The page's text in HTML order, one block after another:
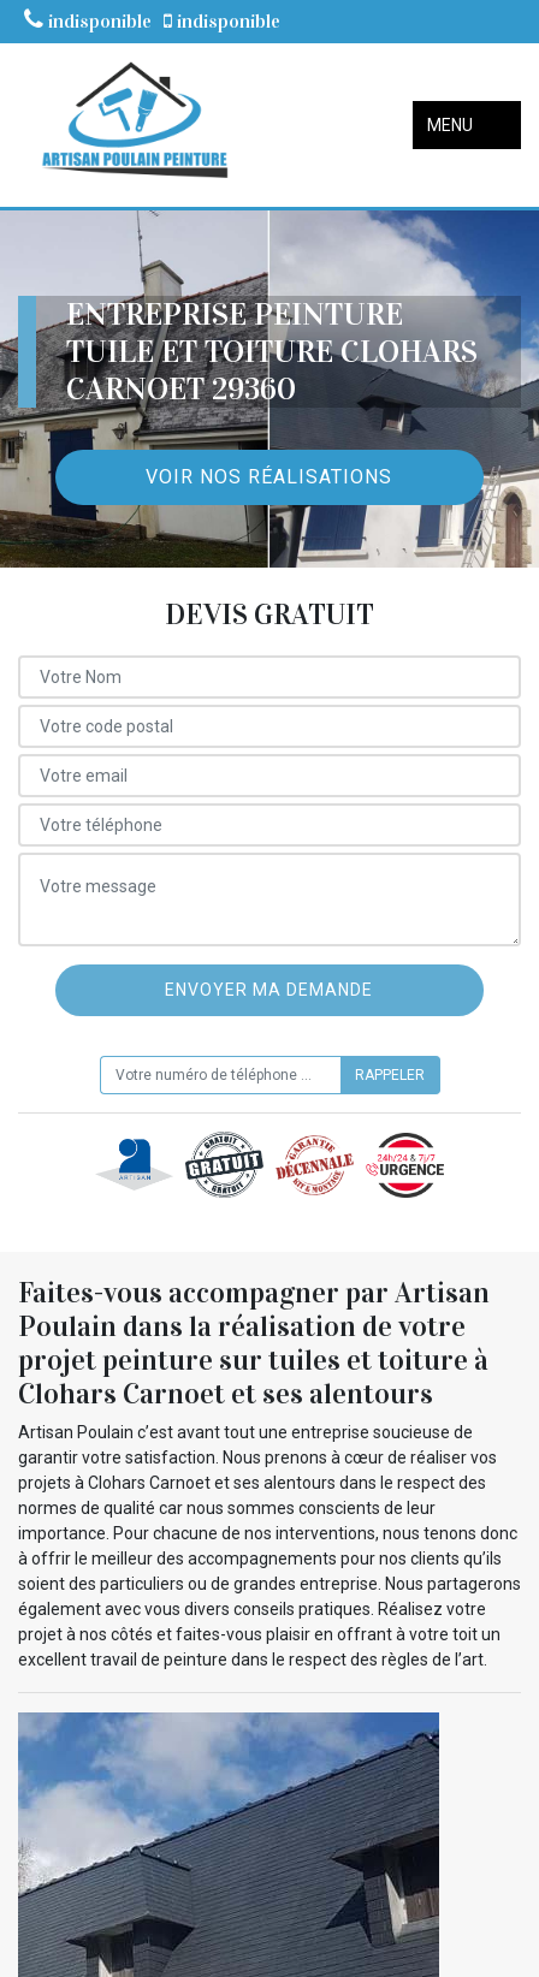
indisponible indisponible
MENU
ENTREPRISE PEINTURE
TUILE ET TOITURE CLOHARS
CARNOET 29360
VOIR NOS RÉALISATIONS
DEVIS GRATUIT
Faites-vous accompagner par Artisan
Poulain dans la réalisation de votre
projet peinture sur tuiles et toiture à
Clohars Carnoet et ses alentours
Artisan Poulain c’est avant tout une entreprise soucieuse de
garantir votre satisfaction. Nous prenons à cœur de réaliser vos
projets à Clohars Carnoet et ses alentours dans le respect des
normes de qualité car nous sommes conscients de leur
importance. Pour chacune de nos interventions, nous tenons donc
à offrir le meilleur des accompagnements pour nos clients qu’ils
soient des particuliers ou de grandes entreprise. Nous partagerons
également avec vous divers conseils pratiques. Réalisez votre
projet à nos côtés et faites-vous plaisir en offrant à votre toit un
excellent travail de peinture dans le respect des règles de l’art.